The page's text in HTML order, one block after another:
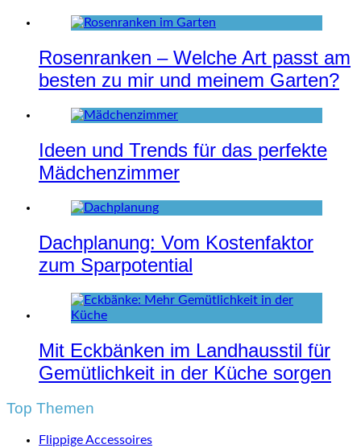
Rosenranken – Welche Art passt am
besten zu mir und meinem Garten?
Ideen und Trends für das perfekte
Mädchenzimmer
Dachplanung: Vom Kostenfaktor
zum Sparpotential
Mit Eckbänken im Landhausstil für
Gemütlichkeit in der Küche sorgen
Top Themen
Flippige Accessoires